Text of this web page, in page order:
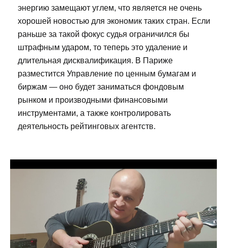
энергию замещают углем, что является не очень
хорошей новостью для экономик таких стран. Если
раньше за такой фокус судья ограничился бы
штрафным ударом, то теперь это удаление и
длительная дисквалификация. В Париже
разместится Управление по ценным бумагам и
биржам — оно будет заниматься фондовым
рынком и производными финансовыми
инструментами, а также контролировать
деятельность рейтинговых агентств.